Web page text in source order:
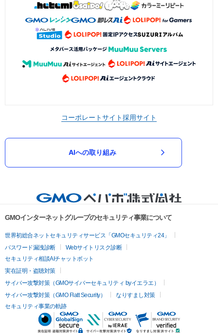
コーポレートサイト採用サイト
AIへの取り組み
GMOインターネットグループのセキュリティ事業について
世界初総合ネットセキュリティサービス「GMOセキュリティ24」
パスワード漏洩診断
Webサイトリスク診断
セキュリティ相談AIチャットボット
実在証明・盗聴対策
サイバー攻撃対策（GMOサイバーセキュリティ byイエラエ）
サイバー攻撃対策（GMO Flatt Security）
なりすまし対策
セキュリティ事業の軌跡